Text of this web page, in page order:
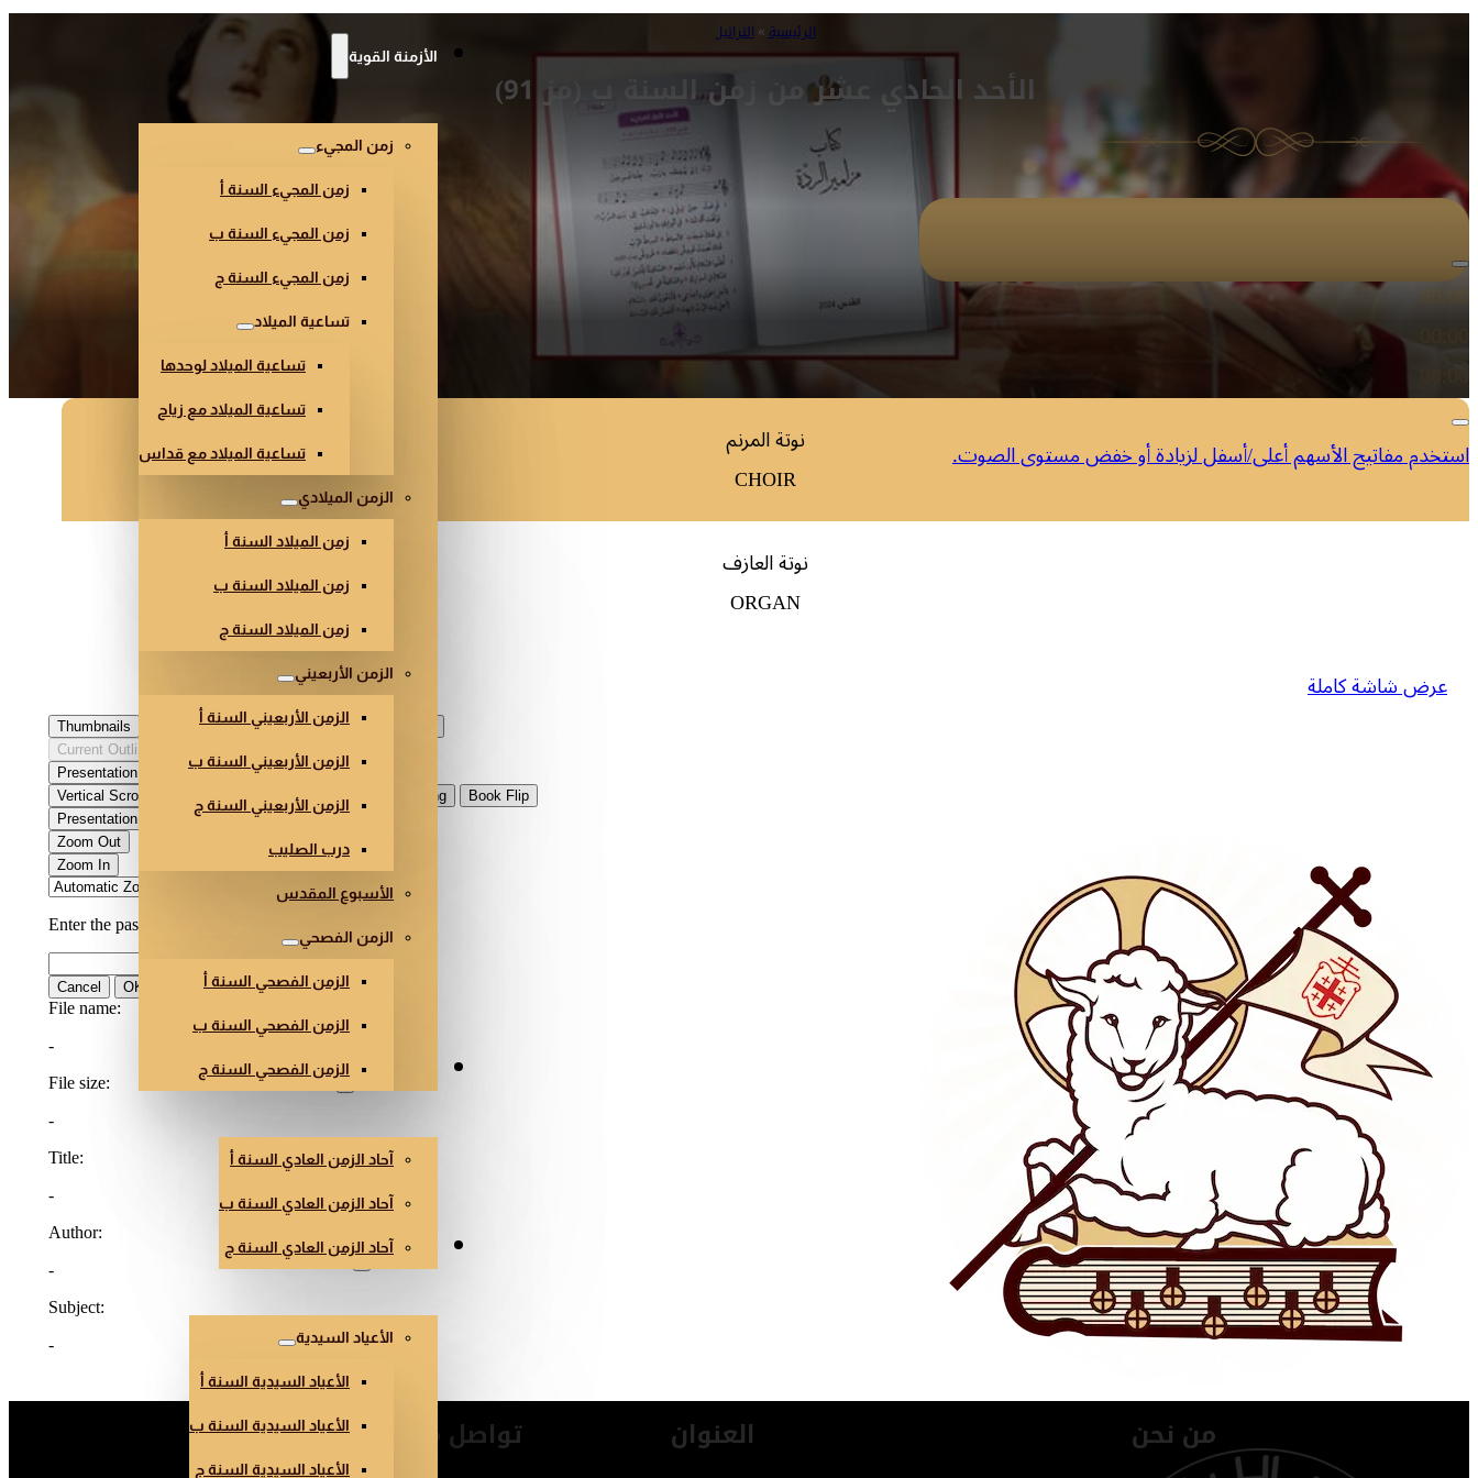
الأزمنة القوية
زمن المجيء
زمن المجيء السنة أ
زمن المجيء السنة ب
زمن المجيء السنة ج
تساعية الميلاد
تساعية الميلاد لوحدها
تساعية الميلاد مع زياح
تساعية الميلاد مع قداس
الزمن الميلادي
زمن الميلاد السنة أ
زمن الميلاد السنة ب
زمن الميلاد السنة ج
الزمن الأربعيني
الزمن الأربعيني السنة أ
الزمن الأربعيني السنة ب
الزمن الأربعيني السنة ج
درب الصليب
الأسبوع المقدس
الزمن الفصحي
الزمن الفصحي السنة أ
الزمن الفصحي السنة ب
الزمن الفصحي السنة ج الزمن العادي
آحاد الزمن العادي السنة أ
آحاد الزمن العادي السنة ب
آحاد الزمن العادي السنة جأعياد أخرى
الأعياد السيدية
الأعياد السيدية السنة أ
الأعياد السيدية السنة ب
الأعياد السيدية السنة ج
الرئيسية » التراتيل
الأحد الحادي عشر من زمن السنة ب (مز 91)
مشغل الصوت
00:00
استخدم مفاتيح الأسهم أعلى/أسفل لزيادة أو خفض مستوى الصوت.
نوتة المرنم
CHOIR
نوتة العازف
ORGAN
عرض شاشة كاملة
من نحن العنوان تواصل معنا